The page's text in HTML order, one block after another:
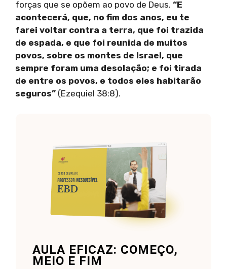
forças que se opõem ao povo de Deus. “E
acontecerá, que, no fim dos anos, eu te
farei voltar contra a terra, que foi trazida
de espada, e que foi reunida de muitos
povos, sobre os montes de Israel, que
sempre foram uma desolação; e foi tirada
de entre os povos, e todos eles habitarão
seguros” (Ezequiel 38:8).
AULA EFICAZ: COMEÇO,
MEIO E FIM